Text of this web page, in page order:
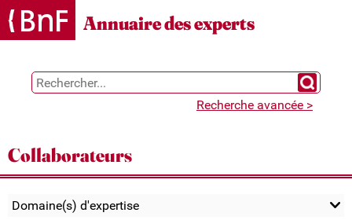
Gestion des cookies
Annuaire des experts
Chercher
Recherche avancée >
Collaborateurs
Domaine(s) d'expertise